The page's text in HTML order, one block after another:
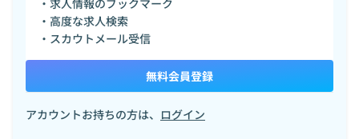
・求人情報のブックマーク
・高度な求人検索
・スカウトメール受信
無料会員登録
アカウントお持ちの方は、 ログイン